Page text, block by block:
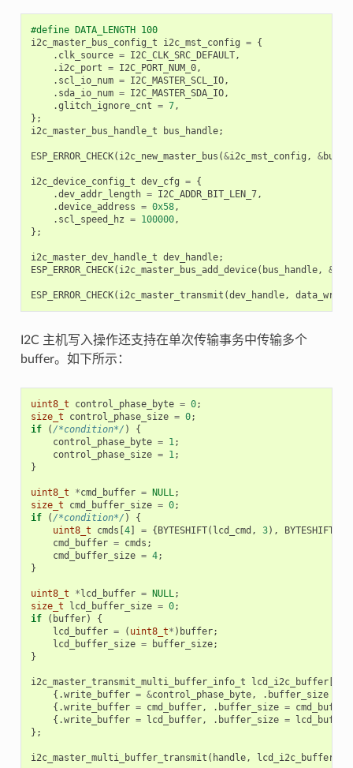
#define DATA_LENGTH 100
i2c_master_bus_config_t
i2c_mst_config = {
. clk_source = I2C_CLK_SRC_DEFAULT,
. i2c_port = I2C_PORT_NUM_0,
. scl_io_num = I2C_MASTER_SCL_IO,
. sda_io_num = I2C_MASTER_SDA_IO,
.glitch_ignore_cnt = 7,
};
i2c_master_bus_handle_t
bus_handle;
ESP_ERROR_CHECK( i2c_new_master_bus (&i2c_mst_config , &
i2c_device_config_t dev_cfg = {
.dev_addr_length = I2C_ADDR_BIT_LEN_7,
.device_address = 0x58,
. scl_speed_hz = 100000,
};
i2c_master_dev_handle_t dev_handle;
ESP_ERROR_CHECK( i2c_master_bus_add_device( bus_handle, &
ESP_ERROR_CHECK( i2c_master_transmit (dev_handle, data_wr
I2C 主机写入操作还支持在单次传输事务中传输多个
buffer。如下所示：
uint8_t control_phase_byte = 0;
size_t
control_phase_size = 0;
if
( /*condition*/ )
{
control_phase_byte = 1 ;
control_phase_size = 1 ;
}
uint8_t *cmd_buffer = NULL ;
size_t
cmd_buffer_size = 0;
if
( /*condition*/ )
{
uint8_t
cmds [4] = {BYTESHIFT( lcd_cmd , 3), BYTESHIFT
cmd_buffer = cmds ;
cmd_buffer_size = 4;
}
uint8_t *lcd_buffer = NULL ;
size_t
lcd_buffer_size = 0;
if
( buffer)
{
lcd_buffer = ( uint8_t* ) buffer;
lcd_buffer_size = buffer_size;
}
i2c_master_transmit_multi_buffer_info_t lcd_i2c_buffer[
{.write_buffer = &control_phase_byte, . buffer_size
{.write_buffer = cmd_buffer, . buffer_size =
{.write_buffer = lcd_buffer, . buffer_size =
};
i2c_master_multi_buffer_transmit ( handle, lcd_i2c_buffer